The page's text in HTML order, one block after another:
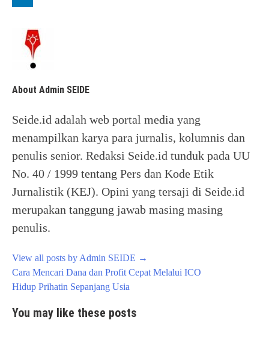
About Admin SEIDE
Seide.id adalah web portal media yang
menampilkan karya para jurnalis, kolumnis dan
penulis senior. Redaksi Seide.id tunduk pada UU
No. 40 / 1999 tentang Pers dan Kode Etik
Jurnalistik (KEJ). Opini yang tersaji di Seide.id
merupakan tanggung jawab masing masing
penulis.
View all posts by Admin SEIDE →
Post
navigation
Cara Mencari Dana dan Profit Cepat Melalui ICO
Hidup Prihatin Sepanjang Usia
You may like these posts